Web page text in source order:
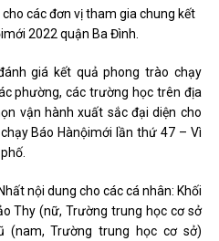
các đơn vị tham gia chung kết
2022 quận Ba Đình.
giá kết quả phong trào chạy
phường, các trường học trên địa
vận hành xuất sắc đại diện cho
Báo Hànộimới lần thứ 47 – Vì
nội dung cho các cá nhân: Khối
Thy (nữ, Trường trung học cơ sở
(nam, Trường trung học cơ sở)